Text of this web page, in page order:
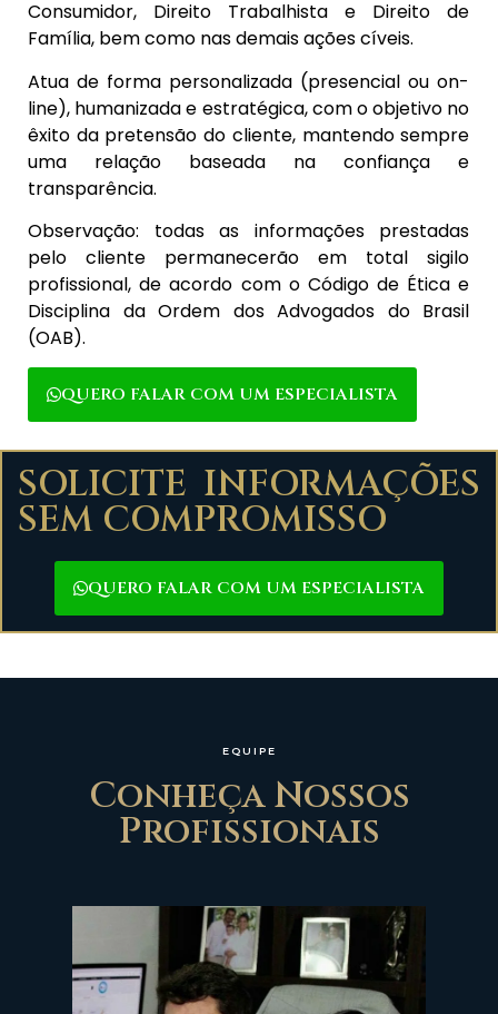
Consumidor, Direito Trabalhista e Direito de
Família, bem como nas demais ações cíveis.
Atua de forma personalizada (presencial ou on-
line), humanizada e estratégica, com o objetivo no
êxito da pretensão do cliente, mantendo sempre
uma relação baseada na confiança e
transparência.
Observação: todas as informações prestadas
pelo cliente permanecerão em total sigilo
profissional, de acordo com o Código de Ética e
Disciplina da Ordem dos Advogados do Brasil
(OAB).
QUERO FALAR COM UM ESPECIALISTA
SOLICITE INFORMAÇÕES
SEM COMPROMISSO
QUERO FALAR COM UM ESPECIALISTA
EQUIPE
Conheça Nossos
Profissionais